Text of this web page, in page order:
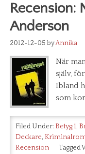
Recension:
Anderson
2012-12-05 byAnnika
När
själv,
Ibland
som
Filed Under: Betyg 1,
Deckare,
Recension
Tagged